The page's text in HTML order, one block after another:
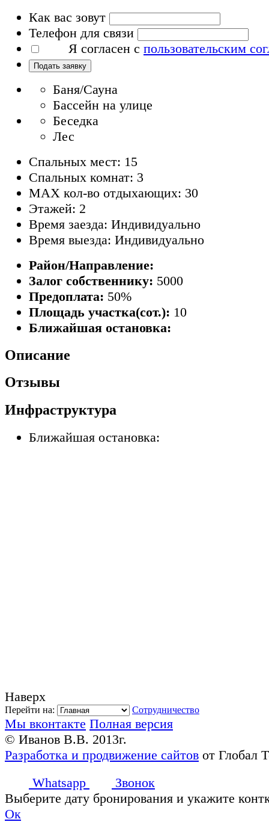
Как вас зовут
Телефон для связи
Я согласен с пользовательским
Подать заявку
Баня/Сауна
Бассейн на улице
Беседка
Лес
Спальных мест: 15
Спальных комнат: 3
MAX кол-во отдыхающих: 30
Этажей: 2
Время заезда: Индивидуально
Время выезда: Индивидуально
Район/Направление:
Залог собственнику: 5000
Предоплата: 50%
Площадь участка(сот.): 10
Ближайшая остановка:
Описание
Отзывы
Инфраструктура
Ближайшая остановка:
Наверх
Перейти на: Сотрудничество
Мы вконтакте Полная версия
© Иванов В.В. 2013г.
Разработка и продвижение сайтов от Глобал
Whatsapp
Звонок
Выберите дату бронирования и укажите
Ок